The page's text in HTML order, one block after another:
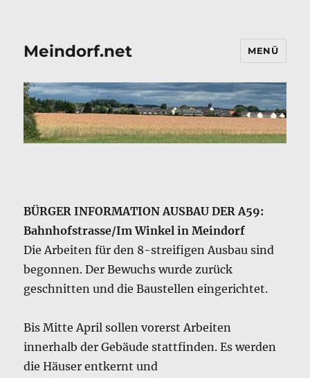
Meindorf.net MENÜ
BÜRGER INFORMATION AUSBAU DER A59:
Bahnhofstrasse/Im Winkel in Meindorf
Die Arbeiten für den 8-streifigen Ausbau sind
begonnen. Der Bewuchs wurde zurück
geschnitten und die Baustellen eingerichtet.
Bis Mitte April sollen vorerst Arbeiten
innerhalb der Gebäude stattfinden. Es werden
die Häuser entkernt und